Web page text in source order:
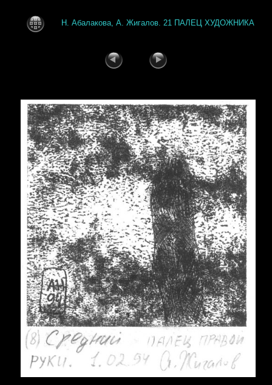
Н. Абалакова, А. Жигалов. 21 ПАЛЕЦ ХУДОЖНИКА